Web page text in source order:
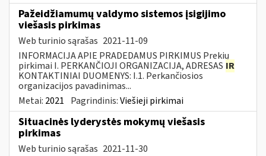
Pažeidžiamumų valdymo sistemos įsigijimo
viešasis pirkimas
Web turinio sąrašas 2021-11-09
INFORMACIJA APIE PRADEDAMUS PIRKIMUS Prekių
pirkimai I. PERKANČIOJI ORGANIZACIJA, ADRESAS IR
KONTAKTINIAI DUOMENYS: I.1. Perkančiosios
organizacijos pavadinimas...
Metai: 2021 Pagrindinis:Viešieji pirkimai
Situacinės lyderystės mokymų viešasis
pirkimas
Web turinio sąrašas 2021-11-30